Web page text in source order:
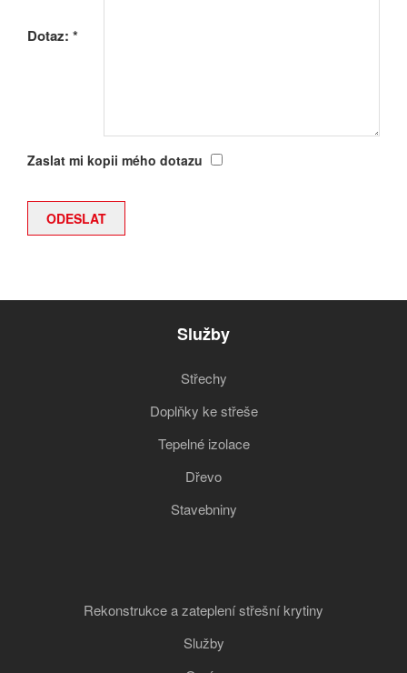
Dotaz: *
Zaslat mi kopii mého dotazu
Služby
Střechy
Doplňky ke střeše
Tepelné izolace
Dřevo
Stavebniny
Rekonstrukce a zateplení střešní krytiny
Služby